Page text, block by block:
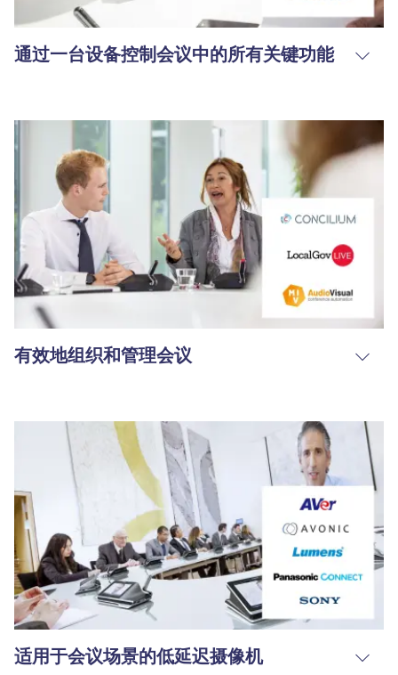
通过一台设备控制会议中的所有关键功能
有效地组织和管理会议
适用于会议场景的低延迟摄像机